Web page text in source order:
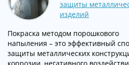
защиты
изделий
Покраска методом порошкового
напыления – это эффективный
защиты металлических